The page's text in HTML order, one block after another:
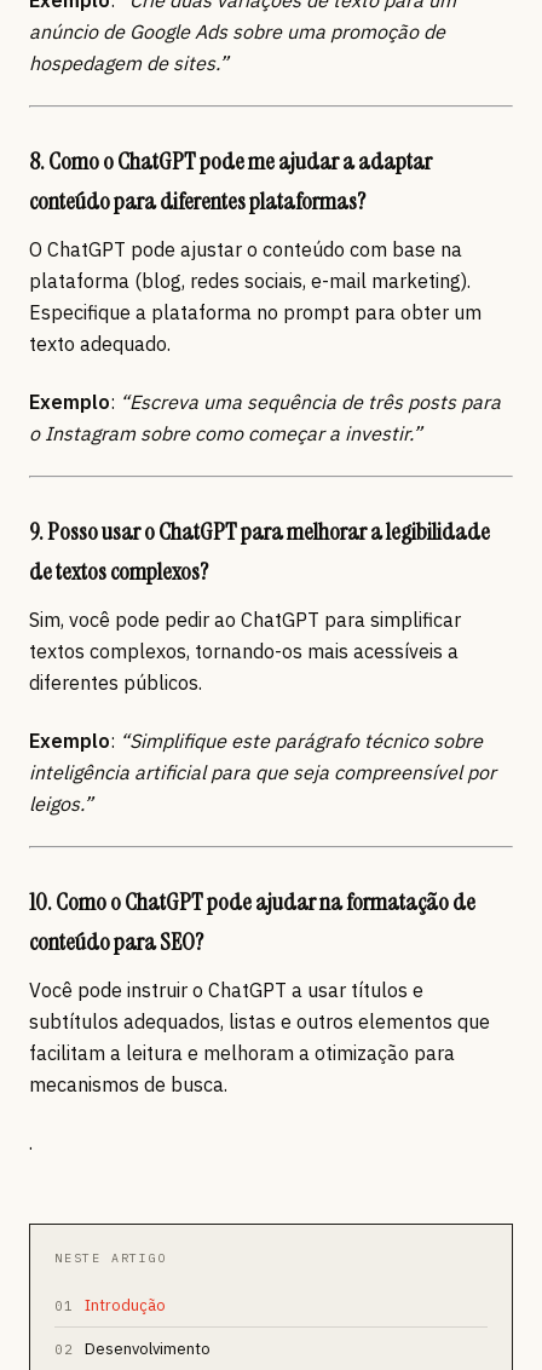
anúncio de Google Ads sobre uma promoção de
hospedagem de sites.”
8. Como o ChatGPT pode me ajudar a adaptar
conteúdo para diferentes plataformas?
O ChatGPT pode ajustar o conteúdo com base na
plataforma (blog, redes sociais, e-mail marketing).
Especifique a plataforma no prompt para obter um
texto adequado.
Exemplo: “Escreva uma sequência de três posts para
o Instagram sobre como começar a investir.”
9. Posso usar o ChatGPT para melhorar a legibilidade
de textos complexos?
Sim, você pode pedir ao ChatGPT para simplificar
textos complexos, tornando-os mais acessíveis a
diferentes públicos.
Exemplo: “Simplifique este parágrafo técnico sobre
inteligência artificial para que seja compreensível por
leigos.”
10. Como o ChatGPT pode ajudar na formatação de
conteúdo para SEO?
Você pode instruir o ChatGPT a usar títulos e
subtítulos adequados, listas e outros elementos que
facilitam a leitura e melhoram a otimização para
mecanismos de busca.
.
NESTE ARTIGO
01 Introdução
02 Desenvolvimento